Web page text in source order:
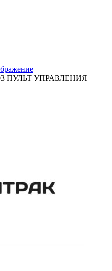
ПУЛЬТ УПРАВЛЕНИЯ